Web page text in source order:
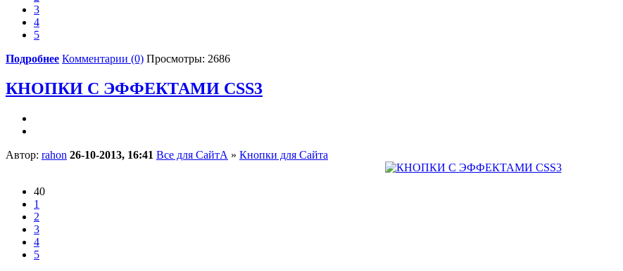
3
4
5
Подробнее Комментарии (0) Просмотры: 2686
КНОПКИ С ЭФФЕКТАМИ CSS3
Автор: rahon 26-10-2013, 16:41 Все для СайтА » Кнопки для Сайта
40
1
2
3
4
5